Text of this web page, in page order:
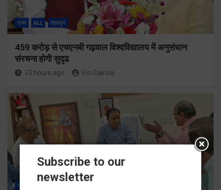
राज्य ALL देहरादून
459 करोड़ से एचएनबी गढ़वाल विश्वविद्यालय में अनुसंधान
संरचना होगी सुदृढ
10 hours ago Viri Gairola
राज्य
Subscribe to our
newsletter